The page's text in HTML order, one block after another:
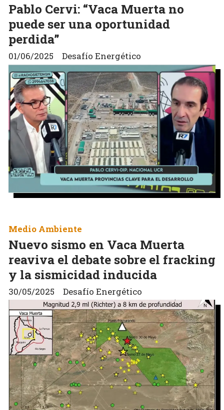
Pablo Cervi: “Vaca Muerta no
puede ser una oportunidad
perdida”
Desafío Energético
01/06/2025
Nuevo sismo en Vaca Muerta
reaviva el debate sobre el fracking
y la sismicidad inducida
Desafío Energético
Medio Ambiente
30/05/2025